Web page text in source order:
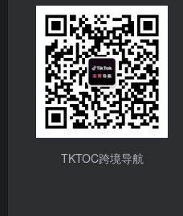
TKTOC跨境导航